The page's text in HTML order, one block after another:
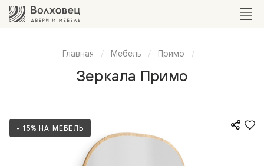
Главная Мебель Примо
Зеркала Примо
- 15% НА МЕБЕЛЬ